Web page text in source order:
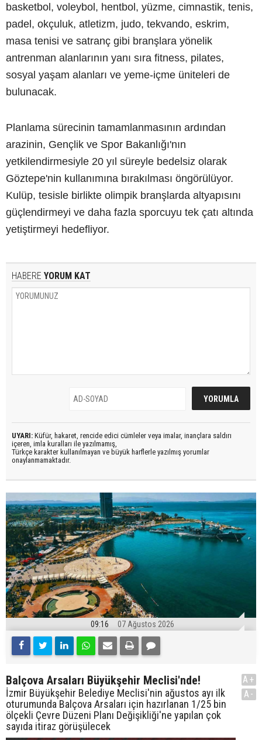
basketbol, voleybol, hentbol, yüzme, cimnastik, tenis,
padel, okçuluk, atletizm, judo, tekvando, eskrim,
masa tenisi ve satranç gibi branşlara yönelik
antrenman alanlarının yanı sıra fitness, pilates,
sosyal yaşam alanları ve yeme-içme üniteleri de
bulunacak.
Planlama sürecinin tamamlanmasının ardından
arazinin, Gençlik ve Spor Bakanlığı'nın
yetkilendirmesiyle 20 yıl süreyle bedelsiz olarak
Göztepe'nin kullanımına bırakılması öngörülüyor.
Kulüp, tesisle birlikte olimpik branşlarda altyapısını
güçlendirmeyi ve daha fazla sporcuyu tek çatı altında
yetiştirmeyi hedefliyor.
HABERE YORUM KAT
UYARI: Küfür, hakaret, rencide edici cümleler veya imalar, inançlara saldırı
içeren, imla kuralları ile yazılmamış,
Türkçe karakter kullanılmayan ve büyük harflerle yazılmış yorumlar
onaylanmamaktadır.
09:16 07 Ağustos 2026
Balçova Arsaları Büyükşehir Meclisi'nde!
İzmir Büyükşehir Belediye Meclisi'nin ağustos ayı ilk
oturumunda Balçova Arsaları için hazırlanan 1/25 bin
ölçekli Çevre Düzeni Planı Değişikliği'ne yapılan çok
sayıda itiraz görüşülecek
A+
A-